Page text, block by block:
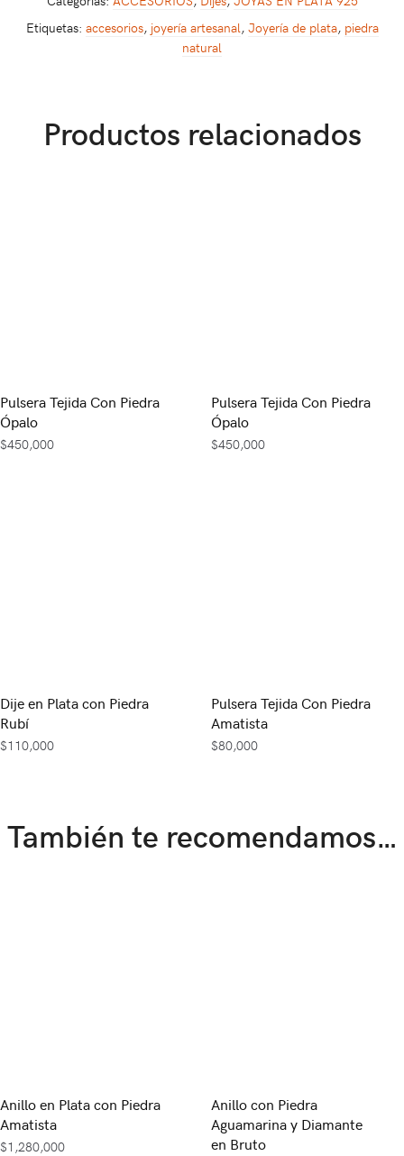
Etiquetas: accesorios, joyería artesanal, Joyería de plata, piedra
natural
Productos relacionados
Pulsera Tejida Con Piedra
Ópalo
$450,000
Pulsera Tejida Con Piedra
Ópalo
$450,000
Dije en Plata con Piedra
Rubí
$110,000
Pulsera Tejida Con Piedra
Amatista
$80,000
También te recomendamos…
Anillo en Plata con Piedra
Amatista
$1,280,000
Anillo con Piedra
Aguamarina y Diamante
en Bruto